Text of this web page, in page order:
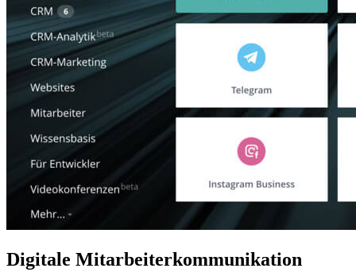
Digitale Mitarbeiterkommunikation